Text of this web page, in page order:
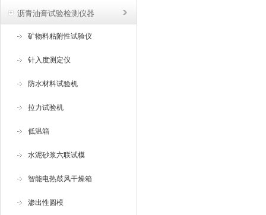
沥青油膏试验检测仪器
矿物料粘附性试验仪
针入度测定仪
防水材料试验机
拉力试验机
低温箱
水泥砂浆六联试模
智能电热鼓风干燥箱
渗出性圆模